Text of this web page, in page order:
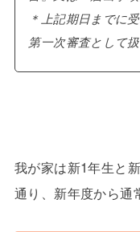
＊上記期日までに
第一次審査として扱
我が家は新1年生と
通り、新年度から通